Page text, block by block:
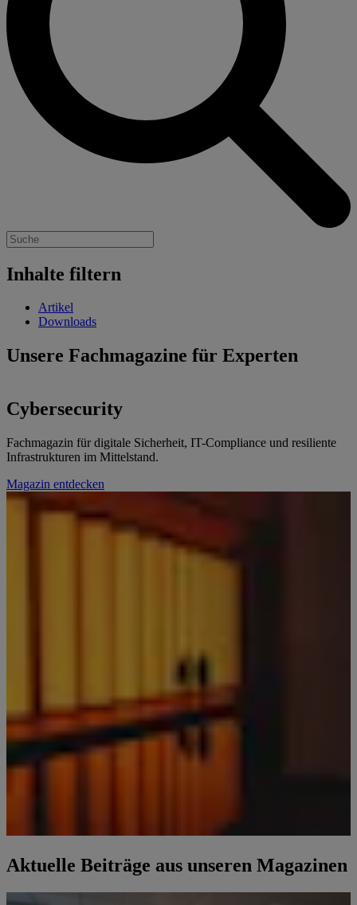
Inhalte filtern
Artikel
Downloads
Unsere Fachmagazine für Experten
Cybersecurity
Fachmagazin für digitale Sicherheit, IT-Compliance und resiliente
Infrastrukturen im Mittelstand.
Magazin entdecken
Aktuelle Beiträge aus unseren Magazinen